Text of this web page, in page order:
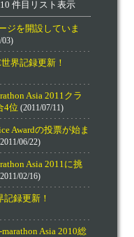
件目リスト表示
ジを開設していま
03)
界記録更新！
Asia 2011クラ
4位 (2011/07/11)
Awardの投票が始ま
06/22)
Asia 2011に挑
02/16)
記録更新！
Asia 2010総